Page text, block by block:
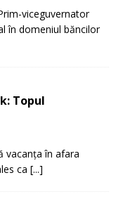
viceguvernator
în domeniul băncilor
Topul
vacanța în afara
ca [...]